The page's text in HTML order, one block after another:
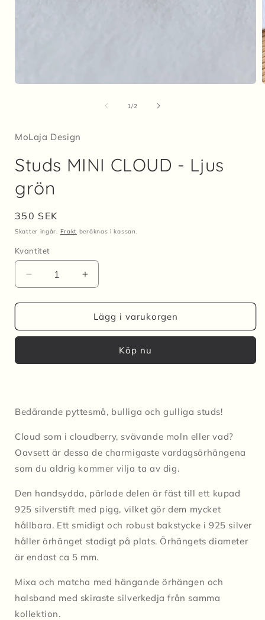
1/av2
MoLaja Design
Studs MINI CLOUD - Ljus
grön
Ordinarie
pris
350 SEK
Skatter ingår. Frakt beräknas i kassan.
Kvantitet
Kvantitet
Minska
kvantitet
för
MINI
Ljus
Öka
kvantitet
för
Studs
MINI
Ljus
Lägg i varukorgen
Köp nu
Bedårande pyttesmå, bulliga och gulliga studs!
Cloud som i cloudberry, svävande moln eller vad?
Oavsett är dessa de charmigaste vardagsörhängena
som du aldrig kommer vilja ta av dig.
Den handsydda, pärlade delen är fäst till ett kupad
925 silverstift med pigg, vilket gör dem mycket
hållbara. Ett smidigt och robust bakstycke i 925 silver
håller örhänget stadigt på plats. Örhängets diameter
är endast ca 5 mm.
Mixa och matcha med hängande örhängen och
halsband med skiraste silverkedja från samma
kollektion.